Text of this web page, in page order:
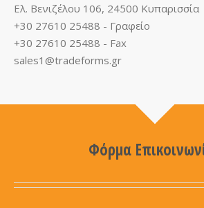
Ελ. Βενιζέλου 106, 24500 Κυπαρισσία
+30 27610 25488 - Γραφείο
+30 27610 25488 - Fax
sales1@tradeforms.gr
Φόρμα